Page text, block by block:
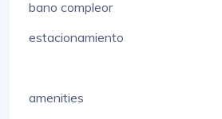
bano compleor
estacionamiento
amenities